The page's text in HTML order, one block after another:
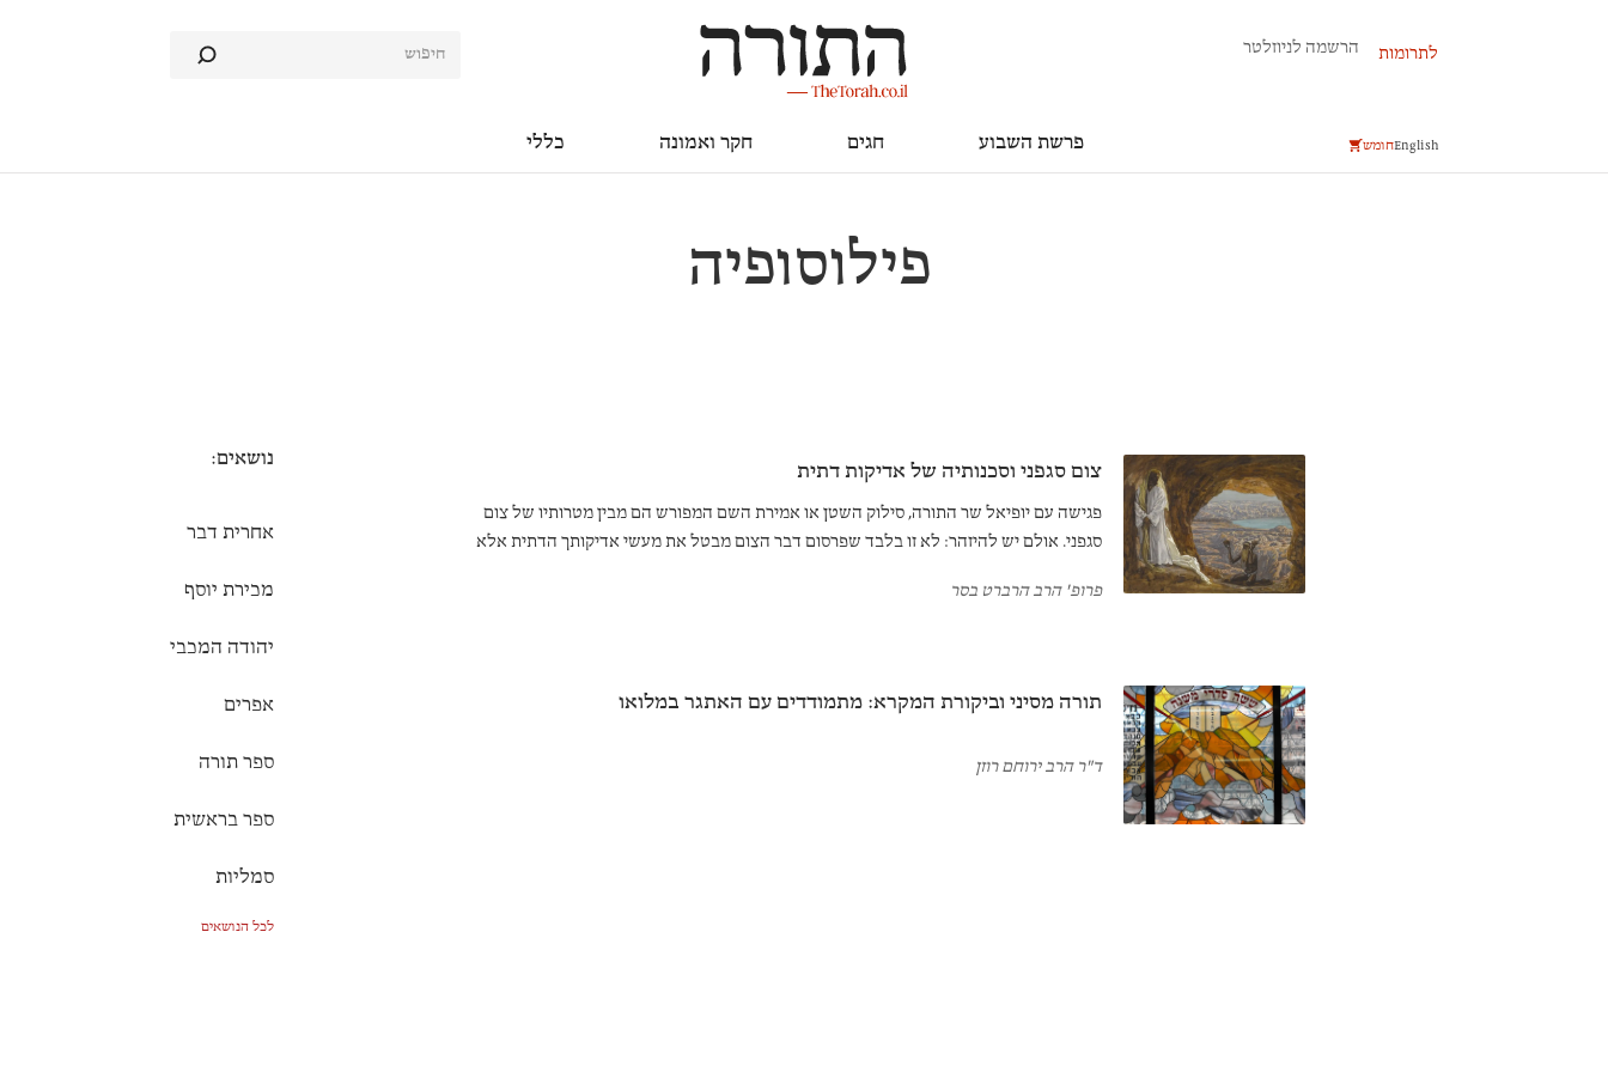
לתרומות הרשמה לניוזלטר
פרשת השבוע חגים חקר ואמונה כללי Englishחומש
חקר ואמונה כללי
פילוסופיה
צום סגפני וסכנותיה של אדיקות דתית
פגישה עם יופיאל שר התורה, סילוק השטן או אמירת השם המפורש הם מבין מטרותיו של צום
סגפני. אולם יש להיזהר: לא זו בלבד שפרסום דבר הצום מבטל את מעשי אדיקותך הדתית אלא
בצלים".
פרופ' הרב הרברט בסר
תורה מסיני וביקורת המקרא: מתמודדים עם האתגר במלואו
ד"ר הרב ירוחם רוזן
נושאים:
אחרית דבר
מכירת יוסף
יהודה המכבי
אפרים
ספר תורה
ספר בראשית
סמליות
לכל הנושאים